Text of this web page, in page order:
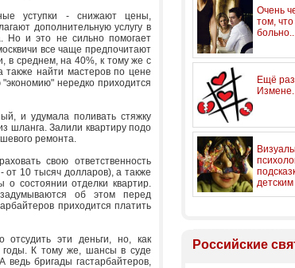
уступки - снижают цены,
дополнительную услугу в
Но и это не сильно помогает
все чаще предпочитают
в среднем, на 40%, к тому же с
найти мастеров по цене
нередко приходится
и удумала поливать стяжку
шланга. Залили квартиру подо
ремонта.
свою ответственность
от 10 тысяч долларов), а также
о состоянии отделки квартир.
об этом перед
приходится платить
отсудить эти деньги, но, как
годы. К тому же, шансы в суде
бригады гастарбайтеров,
Очень
том,
Ещё
детским
Российские